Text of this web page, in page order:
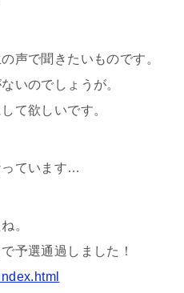
声で聞きたいものです。
いのでしょうが。
て欲しいです。
っています…
。
予選通過しました！